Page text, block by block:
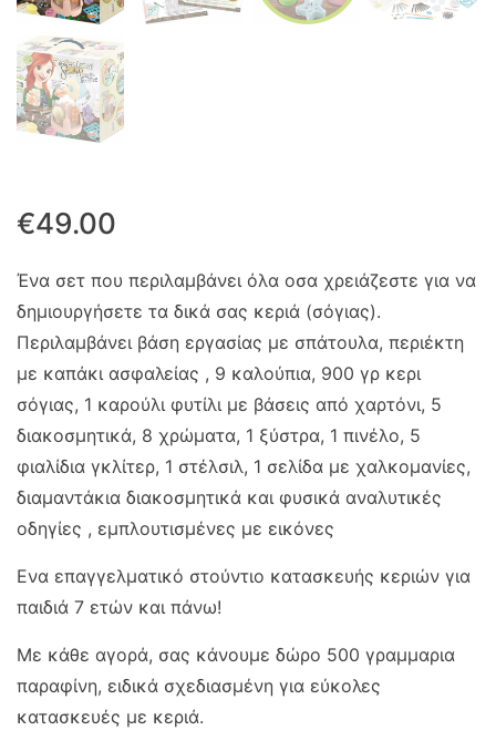
€49.00
Ένα σετ που περιλαμβάνει όλα οσα χρειάζεστε για να
δημιουργήσετε τα δικά σας κεριά (σόγιας).
Περιλαμβάνει βάση εργασίας με σπάτουλα, περιέκτη
με καπάκι ασφαλείας , 9 καλούπια, 900 γρ κερι
σόγιας, 1 καρούλι φυτίλι με βάσεις από χαρτόνι, 5
διακοσμητικά, 8 χρώματα, 1 ξύστρα, 1 πινέλο, 5
φιαλίδια γκλίτερ, 1 στέλσιλ, 1 σελίδα με χαλκομανίες,
διαμαντάκια διακοσμητικά και φυσικά αναλυτικές
οδηγίες , εμπλουτισμένες με εικόνες
Ενα επαγγελματικό στούντιο κατασκευής κεριών για
παιδιά 7 ετών και πάνω!
Με κάθε αγορά, σας κάνουμε δώρο 500 γραμμαρια
παραφίνη, ειδικά σχεδιασμένη για εύκολες
κατασκευές με κεριά.